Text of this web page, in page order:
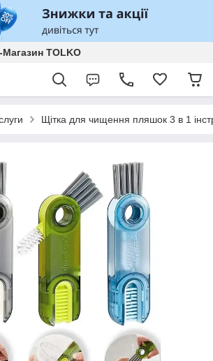
Магазин TOLKO
Щітка для чищення пляшок 3 в 1